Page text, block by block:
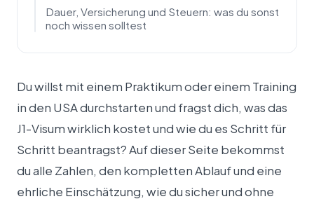
Dauer, Versicherung und Steuern: was du sonst
noch wissen solltest
Du willst mit einem Praktikum oder einem Training
in den USA durchstarten und fragst dich, was das
J1-Visum wirklich kostet und wie du es Schritt für
Schritt beantragst? Auf dieser Seite bekommst
du alle Zahlen, den kompletten Ablauf und eine
ehrliche Einschätzung, wie du sicher und ohne